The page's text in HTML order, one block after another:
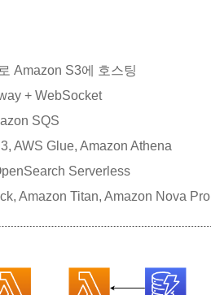
Amazon S3에 호스팅
+ WebSocket
SQS
AWS Glue, Amazon Athena
Serverless
Amazon Titan, Amazon Nova Pro